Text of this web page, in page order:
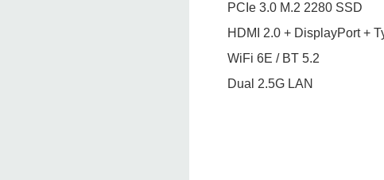
PCIe 3.0 M.2 2280 SSD
HDMI 2.0 + DisplayPort +
WiFi 6E / BT 5.2
Dual 2.5G LAN